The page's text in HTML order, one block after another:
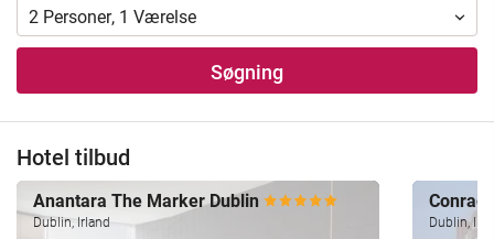
2 Personer, 1 Værelse
Søgning
Hotel tilbud
Anantara The Marker Dublin
Dublin, Irland
Conrad
Dublin,